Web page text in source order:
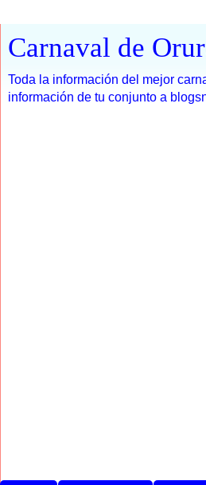
Carnaval de
Toda la información del mejor
información de tu conjunto a